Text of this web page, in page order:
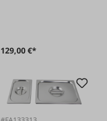
129,00 €*